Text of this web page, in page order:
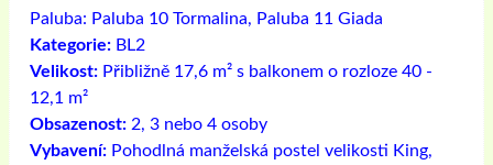
Paluba: Paluba 10 Tormalina, Paluba 11 Giada
Kategorie: BL2
Velikost: Přibližně 17,6 m² s balkonem o rozloze 40 -
12,1 m²
Obsazenost: 2, 3 nebo 4 osoby
Vybavení: Pohodlná manželská postel velikosti King,